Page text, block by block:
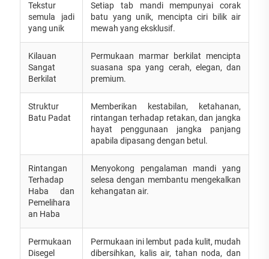
Tekstur
semula jadi
yang unik
Setiap tab mandi mempunyai corak
batu yang unik, mencipta ciri bilik air
mewah yang eksklusif.
Kilauan
Sangat
Berkilat
Permukaan marmar berkilat mencipta
suasana spa yang cerah, elegan, dan
premium.
Struktur
Batu Padat
Memberikan kestabilan, ketahanan,
rintangan terhadap retakan, dan jangka
hayat penggunaan jangka panjang
apabila dipasang dengan betul.
Rintangan
Terhadap
Haba dan
Pemelihara
an Haba
Menyokong pengalaman mandi yang
selesa dengan membantu mengekalkan
kehangatan air.
Permukaan
Disegel
Permukaan ini lembut pada kulit, mudah
dibersihkan, kalis air, tahan noda, dan